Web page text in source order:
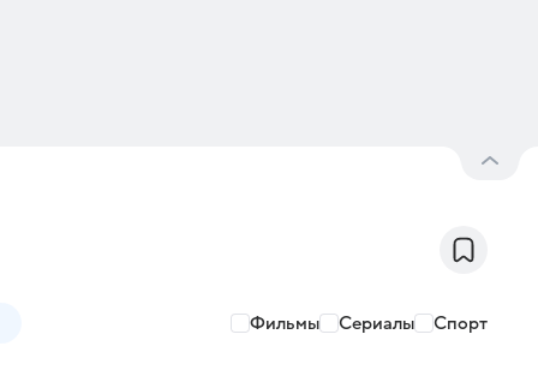
Фильмы Сериалы Спорт